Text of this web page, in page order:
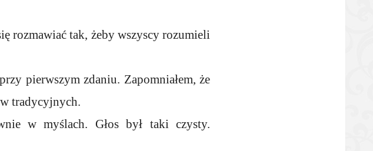
rozmawiać tak, żeby wszyscy rozumieli
pierwszym zdaniu. Zapomniałem, że
tradycyjnych.
w myślach. Głos był taki czysty.